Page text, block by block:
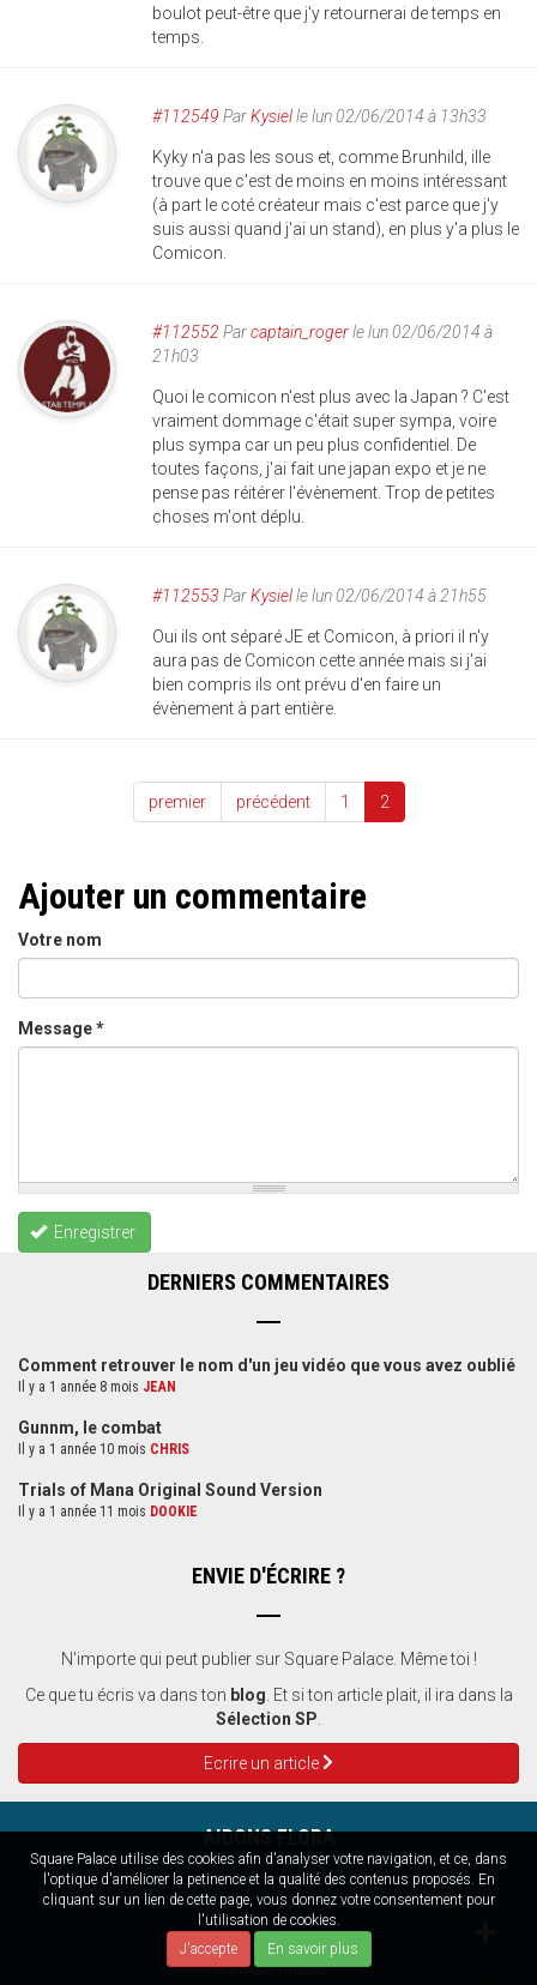
Square Palace utilise des cookies afin d'analyser votre navigation, et ce, dans
l'optique d'améliorer la petinence et la qualité des contenus proposés. En
cliquant sur un lien de cette page, vous donnez votre consentement pour
l'utilisation de cookies.
J'accepte
En savoir plus
boulot peut-être que j'y retournerai de temps en
temps.
#112549 ParKysielle lun 02/06/2014 à 13h33
Kyky n'a pas les sous et, comme Brunhild, ille
trouve que c'est de moins en moins intéressant
(à part le coté créateur mais c'est parce que j'y
suis aussi quand j'ai un stand), en plus y'a plus le
Comicon.
#112552 Parcaptain_rogerle lun 02/06/2014 à
21h03
Quoi le comicon n'est plus avec la Japan ? C'est
vraiment dommage c'était super sympa, voire
plus sympa car un peu plus confidentiel. De
toutes façons, j'ai fait une japan expo et je ne
pense pas réitérer l'évènement. Trop de petites
choses m'ont déplu.
#112553 ParKysielle lun 02/06/2014 à 21h55
Oui ils ont séparé JE et Comicon, à priori il n'y
aura pas de Comicon cette année mais si j'ai
bien compris ils ont prévu d'en faire un
évènement à part entière.
premier précédent 1 2
Ajouter un commentaire
Votre nom
Message*
Enregistrer
DERNIERS COMMENTAIRES
Comment retrouver le nom d'un jeu vidéo que vous avez oublié
Il y a 1 année 8 mois JEAN
Gunnm, le combat
Il y a 1 année 10 mois CHRIS
Trials of Mana Original Sound Version
Il y a 1 année 11 mois DOOKIE
ENVIE D'ÉCRIRE ?
N'importe qui peut publier sur Square Palace. Même toi !
Ce que tu écris va dans ton blog . Et si ton article plait, il ira dans la
Sélection SP
Ecrire un article
AIDONS FLORA
La soluce de
Illusion of Time
est incomplète.